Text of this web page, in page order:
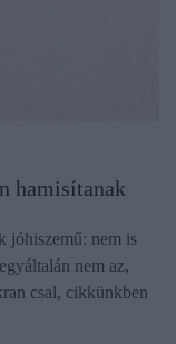
hamisítanak
jóhiszemű: nem is
nem az,
csal, cikkünkben